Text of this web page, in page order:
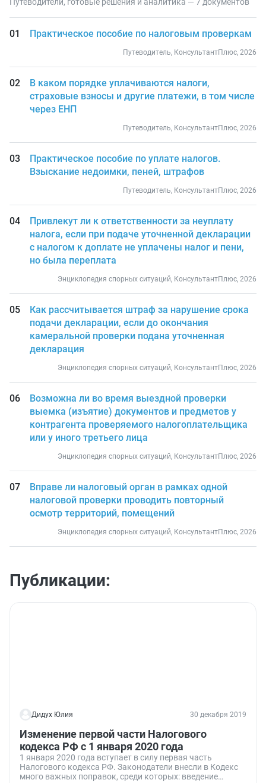
Практическое пособие по налоговым проверкам
Путеводитель, КонсультантПлюс, 2026
В каком порядке уплачиваются налоги,
страховые взносы и другие платежи, в том числе
через ЕНП
Путеводитель, КонсультантПлюс, 2026
Практическое пособие по уплате налогов.
Взыскание недоимки, пеней, штрафов
Путеводитель, КонсультантПлюс, 2026
Привлекут ли к ответственности за неуплату
налога, если при подаче уточненной декларации
с налогом к доплате не уплачены налог и пени,
но была переплата
Энциклопедия спорных ситуаций, КонсультантПлюс, 2026
Как рассчитывается штраф за нарушение срока
подачи декларации, если до окончания
камеральной проверки подана уточненная
декларация
Энциклопедия спорных ситуаций, КонсультантПлюс, 2026
Возможна ли во время выездной проверки
выемка (изъятие) документов и предметов у
контрагента проверяемого налогоплательщика
или у иного третьего лица
Энциклопедия спорных ситуаций, КонсультантПлюс, 2026
Вправе ли налоговый орган в рамках одной
налоговой проверки проводить повторный
осмотр территорий, помещений
Энциклопедия спорных ситуаций, КонсультантПлюс, 2026
Публикации:
Дидух Юлия 30 декабря 2019
Изменение первой части Налогового
кодекса РФ с 1 января 2020 года
1 января 2020 года вступает в силу первая часть
Налогового кодекса РФ. Законодатели внесли в Кодекс
много важных поправок, среди которых: введение